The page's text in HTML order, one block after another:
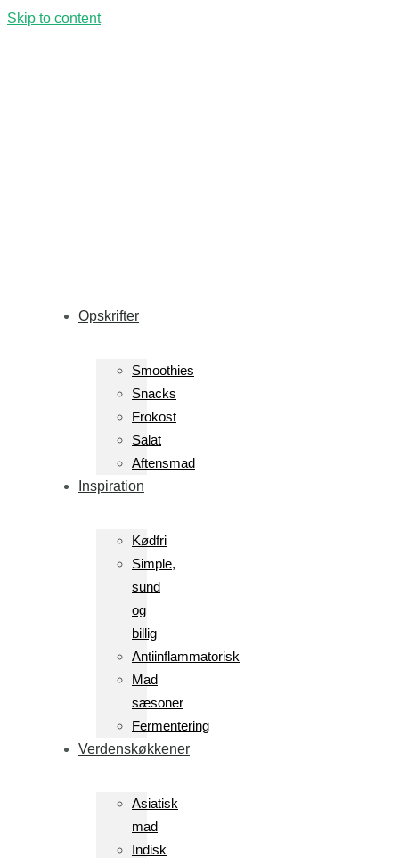
Skip to content
Opskrifter
Smoothies
Snacks
Frokost
Salat
Aftensmad
Inspiration
Kødfri
Simple,
sund
og
billig
Antiinflammatorisk
Mad
sæsoner
Fermentering
Verdenskøkkener
Asiatisk
mad
Indisk